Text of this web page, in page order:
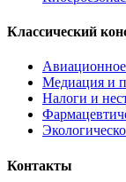
Классический
Медиация и
Налоги и
Контакты